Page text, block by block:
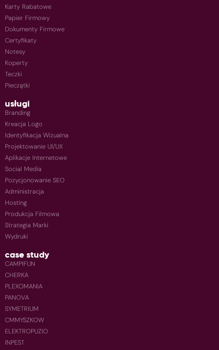
Karty Rabatowe
Papier Firmowy
Dokumenty Firmowe
Certyfikaty
Notesy
Koperty
Teczki
Pieczątki
usługi
Branding
Kreacja Logo
Identyfikacja Wizualna
Projektowanie UI/UX
Aplikacje Internetowe
Social Media
Pozycjonowanie SEO
Administracja
Hosting
Produkcja Filmowa
Strategia Marki
Wydruki
case study
CAMPIFUN
CHERKA
PLEXOMANIA
PANOVA
SYMETRIUM
CMMYSZKOW
ELEKTROPUZIO
INPEST